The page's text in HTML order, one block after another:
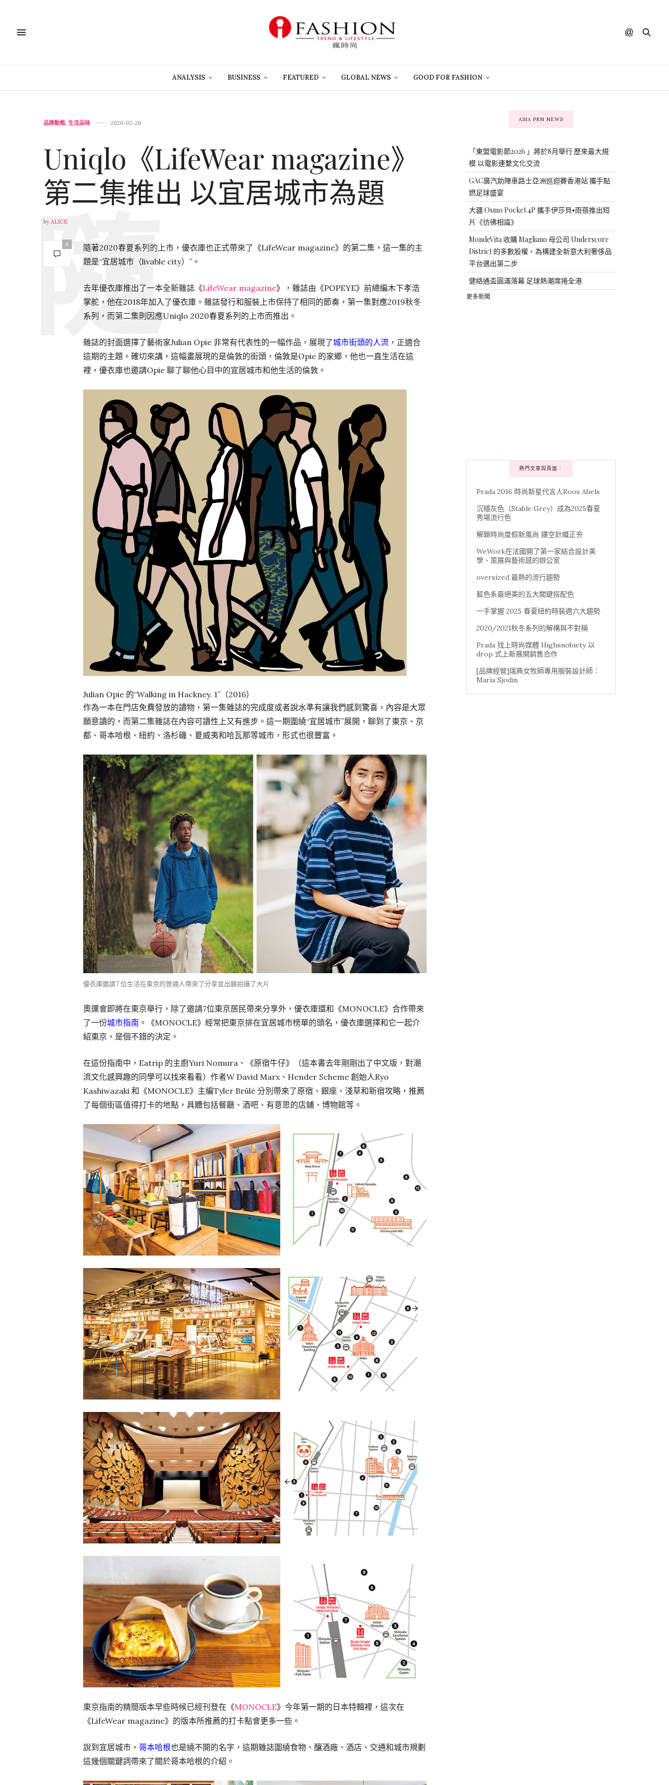
ANALYSIS BUSINESS FEATURED GLOBAL NEWS GOOD FOR FASHION
品牌動態, 生活品味 2020-02-26
Uniqlo《LifeWear magazine》
第二集推出 以宜居城市為題
by ALICE
0
隨著2020春夏系列的上市，優衣庫也正式帶來了《LifeWear magazine》的第二集，這一集的主
題是“宜居城市（livable city）”。
去年優衣庫推出了一本全新雜誌《LifeWear magazine》，雜誌由《POPEYE》前總編木下孝浩
掌舵，他在2018年加入了優衣庫。雜誌發行和服裝上市保持了相同的節奏，第一集對應2019秋冬
系列，而第二集則因應Uniqlo 2020春夏系列的上市而推出。
雜誌的封面選擇了藝術家Julian Opie 非常有代表性的一幅作品，展現了城市街頭的人流 ，正適合
這期的主題。確切來講，這幅畫展現的是倫敦的街頭，倫敦是Opie 的家鄉，他也一直生活在這
裡，優衣庫也邀請Opie 聊了聊他心目中的宜居城市和他生活的倫敦。
Julian Opie 的“Walking in Hackney. 1”（2016）
作為一本在門店免費發放的讀物，第一集雜誌的完成度或者說水準有讓我們感到驚喜，內容是大眾
願意讀的，而第二集雜誌在內容可讀性上又有進步。這一期圍繞“宜居城市”展開，聊到了東京、京
都、哥本哈根、紐約、洛杉磯、夏威夷和哈瓦那等城市，形式也很豐富。
優衣庫邀請7 位生活在東京的普通人帶來了分享並出鏡拍攝了大片
奧運會即將在東京舉行，除了邀請7位東京居民帶來分享外，優衣庫還和《MONOCLE》合作帶來
了一份城市指南 。《MONOCLE》經常把東京排在宜居城市榜單的頭名，優衣庫選擇和它一起介
紹東京，是個不錯的決定。
在這份指南中，Eatrip 的主廚Yuri Nomura、《原宿牛仔》（這本書去年剛剛出了中文版，對潮
流文化感興趣的同學可以找來看看）作者W David Marx、Hender Scheme 創始人Ryo
Kashiwazaki 和《MONOCLE》主編Tyler Brûlé 分別帶來了原宿、銀座、淺草和新宿攻略，推薦
了每個街區值得打卡的地點，具體包括餐廳、酒吧、有意思的店鋪、博物館等。
東京指南的精簡版本早些時候已經刊登在《MONOCLE》今年第一期的日本特輯裡，這次在
《LifeWear magazine》的版本所推薦的打卡點會更多一些。
說到宜居城市， 哥本哈根也是繞不開的名字，這期雜誌圍繞食物、釀酒廠、酒店、交通和城市規劃
這幾個關鍵詞帶來了關於哥本哈根的介紹。
ASIA PRN NEWS
「東盟電影節2026 」將於8月舉行 歷來最大規
模 以電影連繫文化交流
GAC廣汽助陣車路士亞洲巡迴賽香港站 攜手點
燃足球盛宴
大疆 Osmo Pocket 4P 攜手伊莎貝•雨蓓推出短
片《彷彿相識》
MondeVita 收購 Magliano 母公司 Underscore
District 的多數股權，為構建全新意大利奢侈品
平台邁出第二步
健絡通盃圓滿落幕 足球熱潮席捲全港
更多新聞
熱門文章與頁面︰
Prada 2016 時尚新星代言人Roos Abels
沉穩灰色（Stable Grey）成為2025春夏
秀場流行色
解鎖時尚度假新風尚 鏤空針織正夯
WeWork在法國開了第一家結合設計美
學、策展與藝術感的辦公室
oversized 最熱的流行趨勢
藍色系最絕美的五大關鍵搭配色
一手掌握 2025 春夏紐約時裝週六大趨勢
2020/2021秋冬系列的解構與不對稱
Prada 找上時尚媒體 Highsnobiety 以
drop 式上新展開銷售合作
[品牌經營]瑞典女牧師專用服裝設計師：
Maria Sjodin